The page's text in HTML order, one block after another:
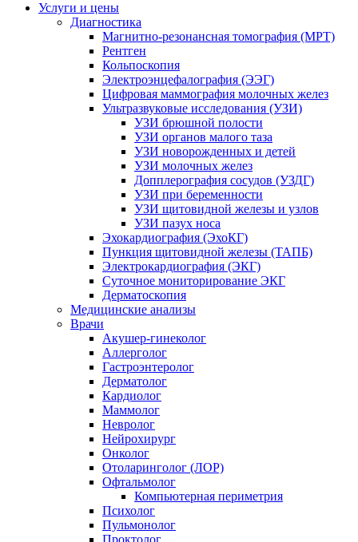
Услуги и цены
Диагностика
Магнитно-резонансная томография (МРТ)
Рентген
Кольпоскопия
Электроэнцефалография (ЭЭГ)
Цифровая маммография молочных желез
Ультразвуковые исследования (УЗИ)
УЗИ брюшной полости
УЗИ органов малого таза
УЗИ новорожденных и детей
УЗИ молочных желез
Допплерография сосудов (УЗДГ)
УЗИ при беременности
УЗИ щитовидной железы и узлов
УЗИ пазух носа
Эхокардиография (ЭхоКГ)
Пункция щитовидной железы (ТАПБ)
Электрокардиография (ЭКГ)
Суточное мониторирование ЭКГ
Дерматоскопия
Медицинские анализы
Врачи
Акушер-гинеколог
Аллерголог
Гастроэнтеролог
Дерматолог
Кардиолог
Маммолог
Невролог
Нейрохирург
Онколог
Отоларинголог (ЛОР)
Офтальмолог
Компьютерная периметрия
Психолог
Пульмонолог